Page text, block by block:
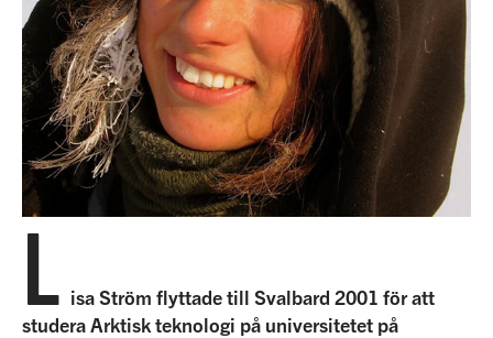
Linkedin
Vi klimatinvesterar
Vårt kontorsteam
Vårt guideteam
Unlimited Travel Group
Frågor & Svar
Resevillkor
Nytt regelverk på Svalbard
Press
L isa Ström flyttade till Svalbard 2001 för att
studera Arktisk teknologi på universitetet på